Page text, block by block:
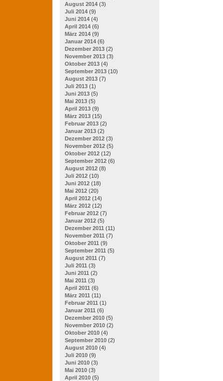
August 2014 (3)
Juli 2014 (9)
Juni 2014 (4)
April 2014 (6)
März 2014 (9)
Januar 2014 (6)
Dezember 2013 (2)
November 2013 (3)
Oktober 2013 (4)
September 2013 (10)
August 2013 (7)
Juli 2013 (1)
Juni 2013 (5)
Mai 2013 (5)
April 2013 (9)
März 2013 (15)
Februar 2013 (2)
Januar 2013 (2)
Dezember 2012 (3)
November 2012 (5)
Oktober 2012 (12)
September 2012 (6)
August 2012 (8)
Juli 2012 (10)
Juni 2012 (18)
Mai 2012 (20)
April 2012 (14)
März 2012 (12)
Februar 2012 (7)
Januar 2012 (5)
Dezember 2011 (11)
November 2011 (7)
Oktober 2011 (9)
September 2011 (5)
August 2011 (7)
Juli 2011 (3)
Juni 2011 (2)
Mai 2011 (3)
April 2011 (6)
März 2011 (11)
Februar 2011 (1)
Januar 2011 (6)
Dezember 2010 (5)
November 2010 (2)
Oktober 2010 (4)
September 2010 (2)
August 2010 (4)
Juli 2010 (9)
Juni 2010 (3)
Mai 2010 (3)
April 2010 (5)